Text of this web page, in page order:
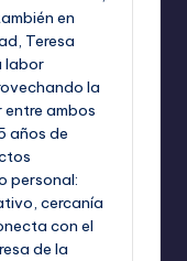
en
Teresa
labor
la
ambos
años de
personal:
cercanía
con el
de la